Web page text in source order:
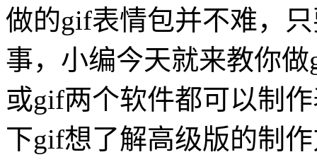
做的gif表情包并不难，
事，小编今天就来教你
或gif两个软件都可以制
下gif想了解高级版的制